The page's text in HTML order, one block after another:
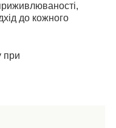
до кожного
при